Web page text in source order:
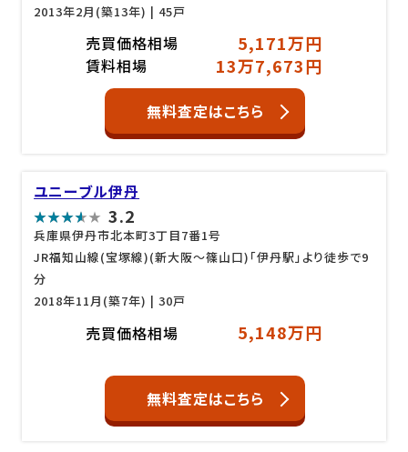
2013年2月(築13年) | 45戸
売買価格相場 5,171万円
賃料相場 13万7,673円
無料査定はこちら
ユニーブル伊丹
3.2
兵庫県伊丹市北本町3丁目7番1号
JR福知山線(宝塚線)(新大阪～篠山口)「伊丹駅」より徒歩で9
分
2018年11月(築7年) | 30戸
売買価格相場 5,148万円
無料査定はこちら